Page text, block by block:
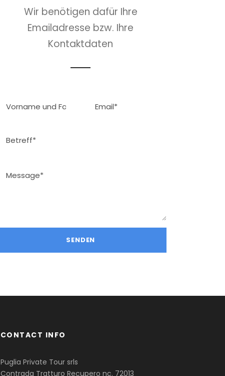
Wir benötigen dafür Ihre
Emailadresse bzw. Ihre
Kontaktdaten
CONTACT INFO
Puglia Private Tour srls
Contrada Tratturo Recupero nc. 72013